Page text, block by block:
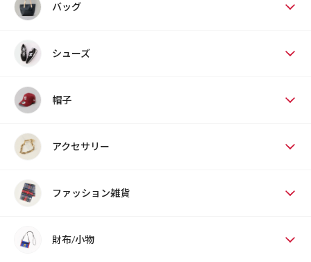
バッグ
シューズ
帽子
アクセサリー
ファッション雑貨
財布/小物